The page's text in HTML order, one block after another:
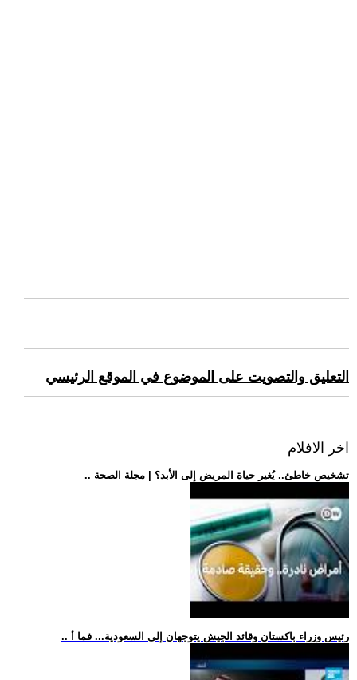
التعليق والتصويت على الموضوع في الموقع الرئيسي
اخر الافلام
.. تشخيص خاطئ.. يُغير حياة المريض إلى الأبد؟ | مجلة الصحة
.. رئيس وزراء باكستان وقائد الجيش يتوجهان إلى السعودية... فما أ